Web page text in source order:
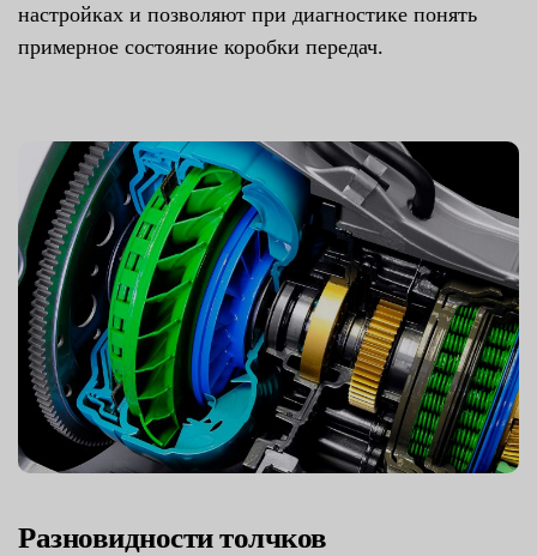
настройках и позволяют при диагностике понять
примерное состояние коробки передач.
Разновидности толчков